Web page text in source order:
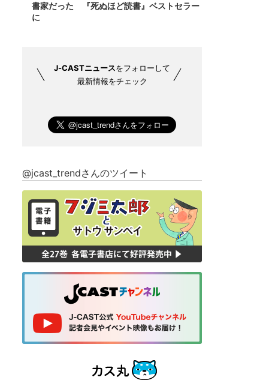
書家だった 『死ぬほど読書』ベストセラー
に
J-CASTニュースをフォローして
最新情報をチェック
@jcast_trendさんのツイート